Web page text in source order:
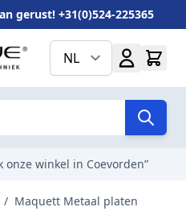
gerust! +31(0)524-225365
NL
onze winkel in Coevorden”
/ Maquett Metaal platen